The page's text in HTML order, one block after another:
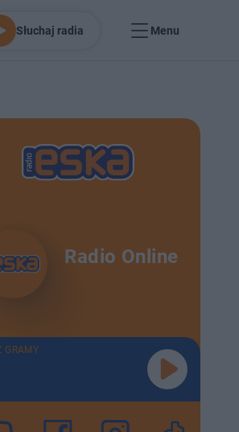
Słuchaj radia Menu
Radio Online
GRAMY